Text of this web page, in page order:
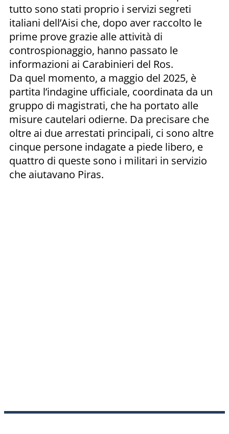
tutto sono stati proprio i servizi segreti
italiani dell’Aisi che, dopo aver raccolto le
prime prove grazie alle attività di
controspionaggio, hanno passato le
informazioni ai Carabinieri del Ros.
Da quel momento, a maggio del 2025, è
partita l’indagine ufficiale, coordinata da un
gruppo di magistrati, che ha portato alle
misure cautelari odierne. Da precisare che
oltre ai due arrestati principali, ci sono altre
cinque persone indagate a piede libero, e
quattro di queste sono i militari in servizio
che aiutavano Piras.